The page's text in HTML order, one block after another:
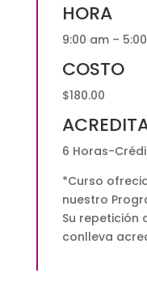
HORA
9:00 am –
COSTO
$180.00
6 Horas-
*Curso
nuestro
Su repetición
conlleva